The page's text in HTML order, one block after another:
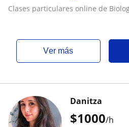
Clases particulares online de
ver más
$1000/h
Danitza